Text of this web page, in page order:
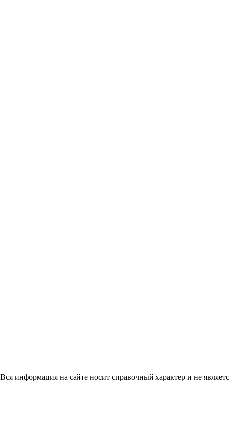
Вся информация на сайте носит справочный характер и не